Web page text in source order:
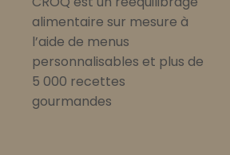
alimentaire sur mesure à
l’aide de menus
personnalisables et plus de
5 000 recettes
gourmandes